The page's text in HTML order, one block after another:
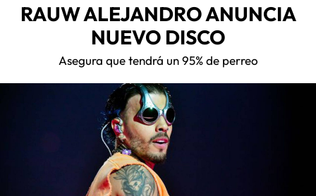
RAUW ALEJANDRO ANUNCIA
NUEVO DISCO
Asegura que tendrá un 95% de perreo